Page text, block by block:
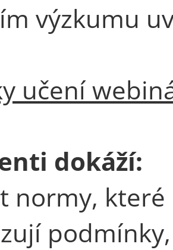
výzkumu
učení
dokáží:
normy,